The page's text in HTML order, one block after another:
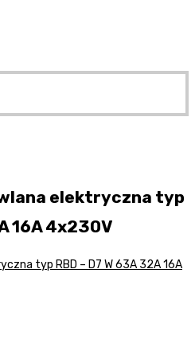
elektryczna typ
16A 4x230V
typ RBD – D7 W 63A 32A 16A